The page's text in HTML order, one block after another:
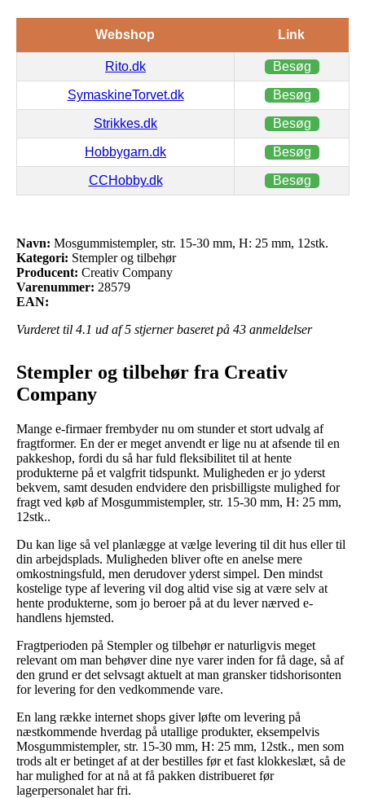
Webshop Link
Rito.dk Besøg
SymaskineTorvet.dk Besøg
Strikkes.dk Besøg
Hobbygarn.dk Besøg
CCHobby.dk Besøg
Navn: Mosgummistempler, str. 15-30 mm, H: 25 mm, 12stk.
Kategori: Stempler og tilbehør
Producent: Creativ Company
Varenummer: 28579
EAN:
Vurderet til 4.1 ud af 5 stjerner baseret på 43 anmeldelser
Stempler og tilbehør fra Creativ
Company
Mange e-firmaer frembyder nu om stunder et stort udvalg af
fragtformer. En der er meget anvendt er lige nu at afsende til en
pakkeshop, fordi du så har fuld fleksibilitet til at hente
produkterne på et valgfrit tidspunkt. Muligheden er jo yderst
bekvem, samt desuden endvidere den prisbilligste mulighed for
fragt ved køb af Mosgummistempler, str. 15-30 mm, H: 25 mm,
12stk..
Du kan lige så vel planlægge at vælge levering til dit hus eller til
din arbejdsplads. Muligheden bliver ofte en anelse mere
omkostningsfuld, men derudover yderst simpel. Den mindst
kostelige type af levering vil dog altid vise sig at være selv at
hente produkterne, som jo beroer på at du lever nærved e-
handlens hjemsted.
Fragtperioden på Stempler og tilbehør er naturligvis meget
relevant om man behøver dine nye varer inden for få dage, så af
den grund er det selvsagt aktuelt at man gransker tidshorisonten
for levering for den vedkommende vare.
En lang række internet shops giver løfte om levering på
næstkommende hverdag på utallige produkter, eksempelvis
Mosgummistempler, str. 15-30 mm, H: 25 mm, 12stk., men som
trods alt er betinget af at der bestilles før et fast klokkeslæt, så de
har mulighed for at nå at få pakken distribueret før
lagerpersonalet har fri.